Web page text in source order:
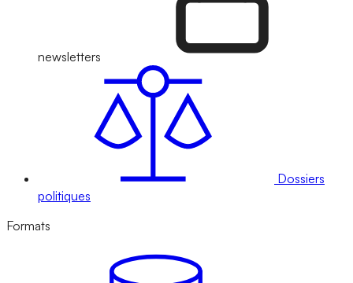
newsletters
Dossiers
politiques
Formats